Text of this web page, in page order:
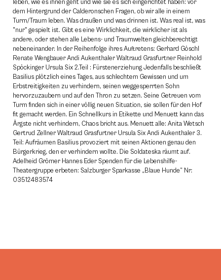
leben, wie es ihnen geht und wie sie es sich eingerichtet haben: vor
dem Hintergrund der Calderonschen Fragen, ob wir alle in einem
Turm/Traum leben. Was draußen und was drinnen ist. Was real ist, was
"nur" gespielt ist. Gibt es eine Wirklichkeit, die wirklicher ist als
andere, oder stehen alle Lebens- und Traumwelten gleichberechtigt
nebeneinander. In der Reihenfolge ihres Auftretens: Gerhard Göschl
Renate Wengbauer Andi Aukenthaler Waltraud Grasfurtner Reinhold
Spöckinger Ursula Six 2.Teil : Fürstenerziehung Jedenfalls beschließt
Basilius plötzlich eines Tages, aus schlechtem Gewissen und um
Erbstreitigkeiten zu verhindern, seinen weggesperrten Sohn
hervorzuzaubern und auf den Thron zu setzen. Seine Getreuen vom
Turm finden sich in einer völlig neuen Situation, sie sollen für den Hof
fit gemacht werden. Ein Schnellkurs in Etikette und Menuett kann das
Ärgste nicht verhindern, Chaos bricht aus. Menuett alle: Anita Wetsch
Gertrud Zellner Waltraud Grasfurtner Ursula Six Andi Aukenthaler 3.
Teil: Aufräumen Basilius provoziert mit seinen Aktionen genau den
Bürgerkrieg, den er verhindern wollte. Die Soldateska räumt auf.
Adelheid Grömer Hannes Eder Spenden für die Lebenshilfe-
Theatergruppe erbeten: Salzburger Sparkasse „Blaue Hunde” Nr:
03512483574